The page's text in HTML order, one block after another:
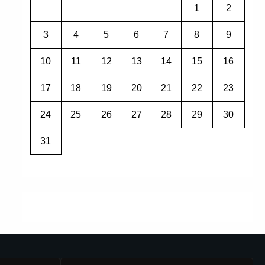
1 2
3 4 5 6 7 8 9
10 11 12 13 14 15 16
17 18 19 20 21 22 23
24 25 26 27 28 29 30
31